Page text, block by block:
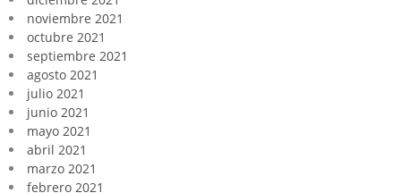
noviembre 2021
octubre 2021
septiembre 2021
agosto 2021
julio 2021
junio 2021
mayo 2021
abril 2021
marzo 2021
febrero 2021